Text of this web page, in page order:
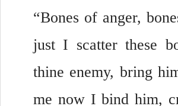
“Bones of anger,
just I scatter these
thine enemy, bring
me now I bind him,